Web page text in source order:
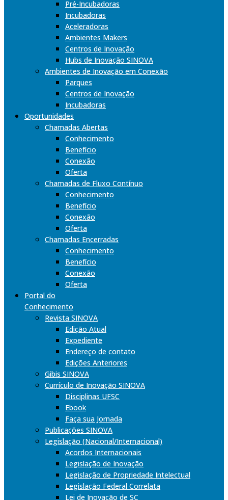
Pré-Incubadoras
Incubadoras
Aceleradoras
Ambientes Makers
Centros de Inovação
Hubs de Inovação SINOVA
Ambientes de Inovação em Conexão
Parques
Centros de Inovação
Incubadoras
Oportunidades
Chamadas Abertas
Conhecimento
Benefício
Conexão
Oferta
Chamadas de Fluxo Contínuo
Conhecimento
Benefício
Conexão
Oferta
Chamadas Encerradas
Conhecimento
Benefício
Conexão
Oferta
Portal do
Conhecimento
Revista SINOVA
Edição Atual
Expediente
Endereço de contato
Edições Anteriores
Gibis SINOVA
Currículo de Inovação SINOVA
Disciplinas UFSC
Ebook
Faça sua Jornada
Publicações SINOVA
Legislação (Nacional/Internacional)
Acordos Internacionais
Legislação de Inovação
Legislação de Propriedade Intelectual
Legislação Federal Correlata
Lei de Inovação de SC